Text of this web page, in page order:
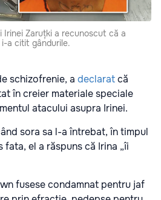
Irinei Zaruțki a recunoscut că a
a citit gândurile.
schizofrenie, a declaratcă
în creier materiale speciale
atacului asupra Irinei.
sora sa l-a întrebat, în timpul
fata, el a răspuns că Irina „îi
fusese condamnat pentru jaf